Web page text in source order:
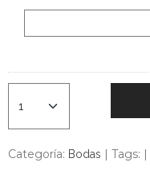
Categoría: Bodas | Tags: |